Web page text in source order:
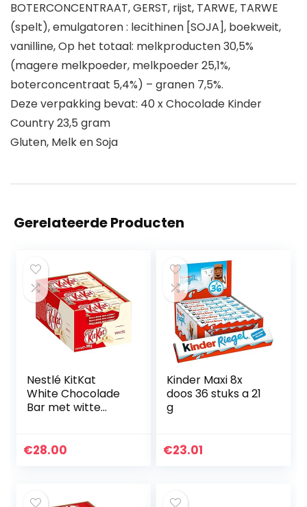
BOTERCONCENTRAAT, GERST, rijst, TARWE, TARWE
(spelt), emulgatoren : lecithinen [SOJA], boekweit,
vanilline, Op het totaal: melkproducten 30,5%
(magere melkpoeder, melkpoeder 25,1%,
boterconcentraat 5,4%) – granen 7,5%.
Deze verpakking bevat: 40 x Chocolade Kinder
Country 23,5 gram
Gluten, Melk en Soja
Gerelateerde Producten
Nestlé KitKat
White Chocolade
Bar met witte
verpakking van 24
€28.00
Kinder Maxi 8x
doos 36 stuks a 21
g
€23.01